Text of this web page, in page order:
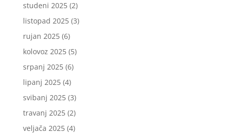
studeni 2025(2)
listopad 2025(3)
rujan 2025(6)
kolovoz 2025(5)
srpanj 2025(6)
lipanj 2025(4)
svibanj 2025(3)
travanj 2025(2)
veljača 2025(4)